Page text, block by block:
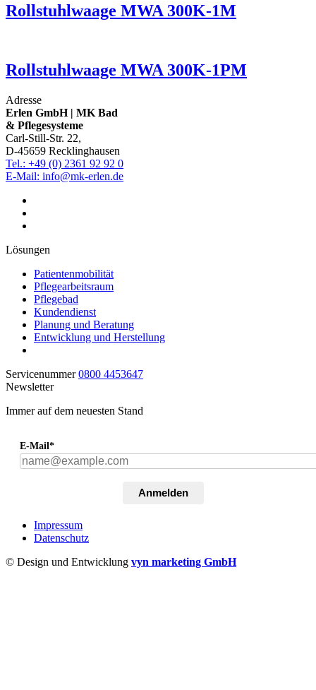
Rollstuhlwaage MWA 300K-1M
Rollstuhlwaage MWA 300K-1PM
Adresse
Erlen GmbH | MK Bad
& Pflegesysteme
Carl-Still-Str. 22,
D-45659 Recklinghausen
Tel.: +49 (0) 2361 92 92 0
E-Mail: info@mk-erlen.de
Lösungen
Patientenmobilität
Pflegearbeitsraum
Pflegebad
Kundendienst
Planung und Beratung
Entwicklung und Herstellung
Servicenummer 0800 4453647
Newsletter
Immer auf dem neuesten Stand
E-Mail*
Anmelden
Impressum
Datenschutz
© Design und Entwicklung vyn marketing GmbH